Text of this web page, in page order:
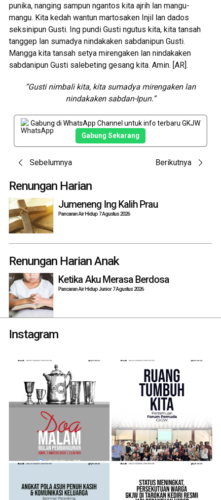
punika, nanging sampun ngantos kita ajrih lan mangu-
mangu. Kita kedah wantun martosaken Injil lan dados
seksinipun Gusti. Ing pundi Gusti ngutus kita, kita tansah
tanggep lan sumadya nindakaken sabdanipun Gusti.
Mangga kita tansah setya mirengaken lan nindakaken
sabdanipun Gusti salebeting gesang kita. Amin. [AR].
“Gusti nimbali kita, kita sumadya mirengaken lan
nindakaken sabdan-Ipun.”
Gabung di WhatsApp Channel untuk info terbaru GKJW
Gabung Sekarang
Post
navigation
Sebelumnya Berikutnya
Renungan Harian
Jumeneng Ing Kalih Prau
Pancaran Air Hidup 7 Agustus 2026
Renungan Harian Anak
Ketika Aku Merasa Berdosa
Pancaran Air Hidup Junior 7 Agustus 2026
Instagram